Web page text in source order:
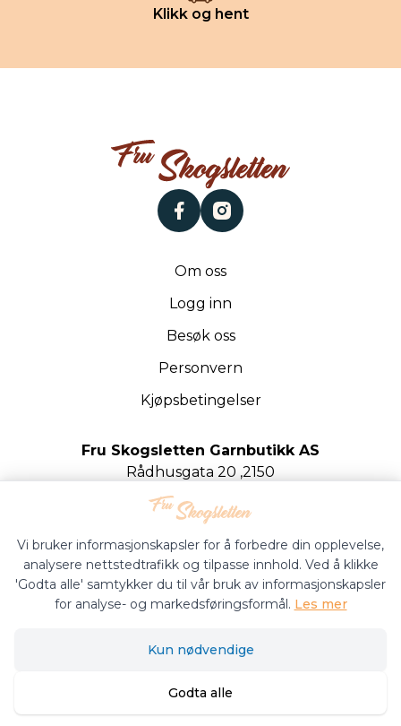
Klikk og hent
facebookinstagram
Om oss
Logg inn
Besøk oss
Personvern
Kjøpsbetingelser
Fru Skogsletten Garnbutikk AS
Rådhusgata 20 ,2150
Org.nr. 922020442
Siden driftes avShoplabs
Vi bruker informasjonskapsler for å forbedre din opplevelse,
analysere nettstedtrafikk og tilpasse innhold. Ved å klikke
'Godta alle' samtykker du til vår bruk av informasjonskapsler
for analyse- og markedsføringsformål. Les mer
Kun nødvendige
Godta alle